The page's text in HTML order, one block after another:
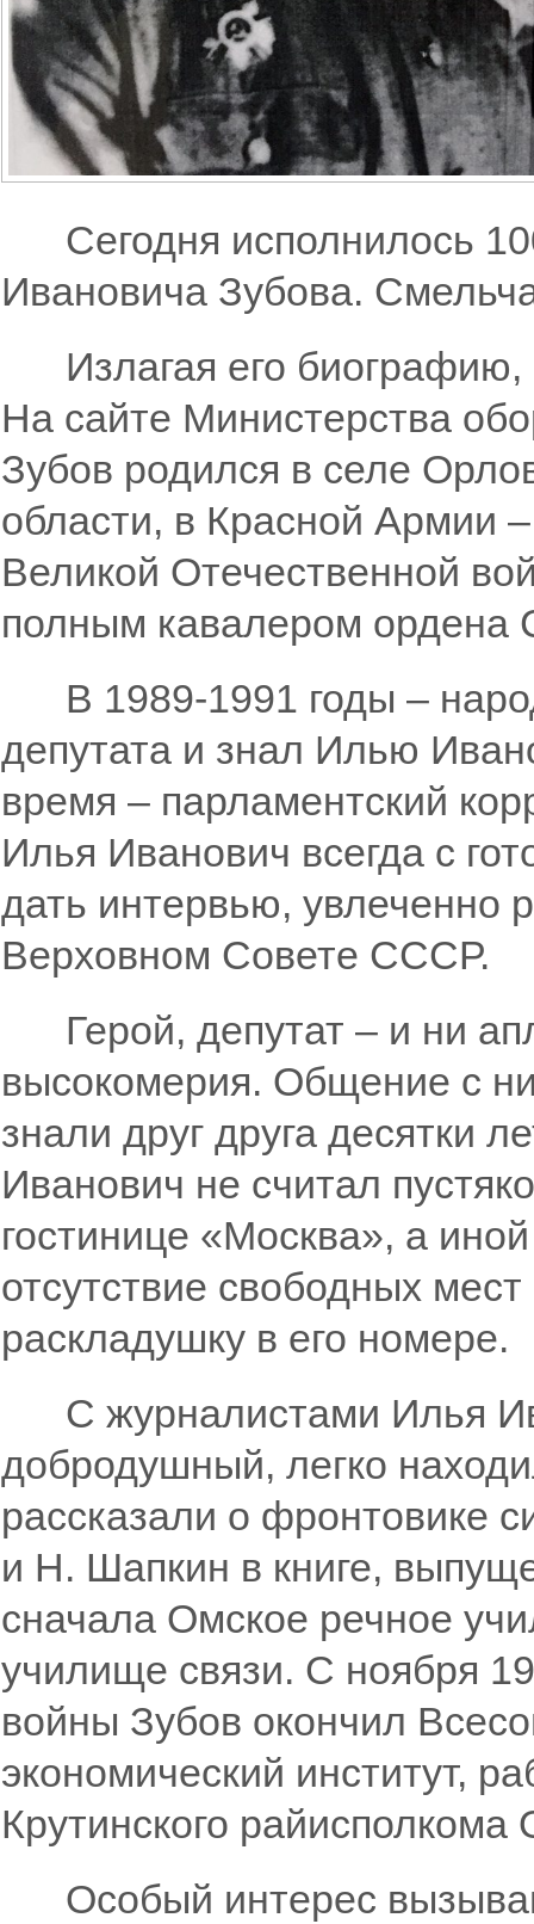
Сегодня исполнилось
Ивановича Зубова.
Излагая его биографию,
На сайте Министерства
Зубов родился в селе
области, в Красной Армии
Великой Отечественной
полным кавалером ордена
В 1989-1991 годы –
депутата и знал Илью
время – парламентский
Илья Иванович всегда с
дать интервью, увлеченно
Верховном Совете СССР.
Герой, депутат – и ни
высокомерия. Общение с
знали друг друга десятки
Иванович не считал
гостинице «Москва», а
отсутствие свободных
раскладушку в его номере.
С журналистами Илья
добродушный, легко
рассказали о фронтовике
и Н. Шапкин в книге,
сначала Омское речное
училище связи. С ноября
войны Зубов окончил
экономический институт,
Крутинского райисполкома
Особый интерес